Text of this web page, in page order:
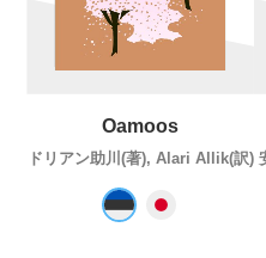
Oamoos
ドリアン助川(著), Alari Allik(訳)